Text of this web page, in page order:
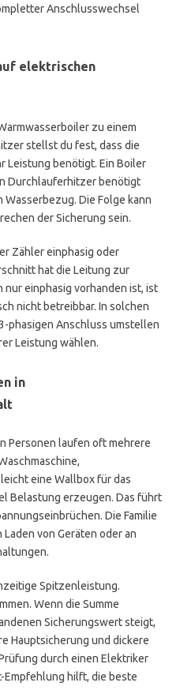
Anschlusswechsel
elektrischen
zu einem
stellst du fest, dass die
Leistung benötigt. Ein Boiler
Durchlauferhitzer benötigt
Die Folge kann
der Sicherung sein.
Zähler einphasig oder
hat die Leitung zur
nur einphasig vorhanden ist, ist
nicht betreibbar. In solchen
phasigen Anschluss umstellen
Leistung wählen.
in
Personen laufen oft mehrere
eine Wallbox für das
Belastung erzeugen. Das führt
Die Familie
von Geräten oder an
Spitzenleistung.
Wenn die Summe
Sicherungswert steigt,
Hauptsicherung und dickere
durch einen Elektriker
Empfehlung hilft, die beste